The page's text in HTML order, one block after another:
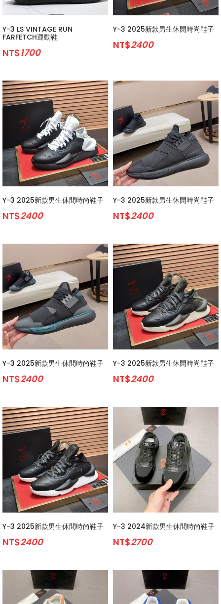
Y-3 LS VINTAGE RUN
FARFETCH運動鞋
NT$1700
Y-3 2025新款男生休閒時尚鞋子
NT$2400
Y-3 2025新款男生休閒時尚鞋子
NT$2400
Y-3 2025新款男生休閒時尚鞋子
NT$2400
Y-3 2025新款男生休閒時尚鞋子
NT$2400
Y-3 2025新款男生休閒時尚鞋子
NT$2400
Y-3 2025新款男生休閒時尚鞋子
NT$2400
Y-3 2024新款男生休閒時尚鞋子
NT$2700